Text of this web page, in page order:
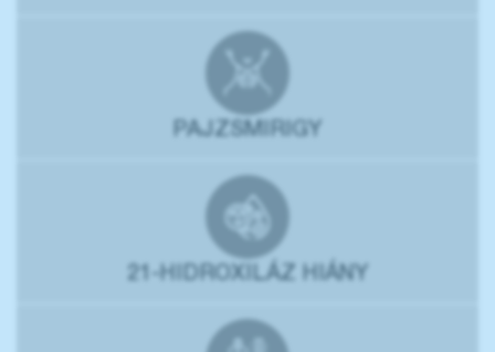
PAJZSMIRIGY
21-HIDROXILÁZ HIÁNY